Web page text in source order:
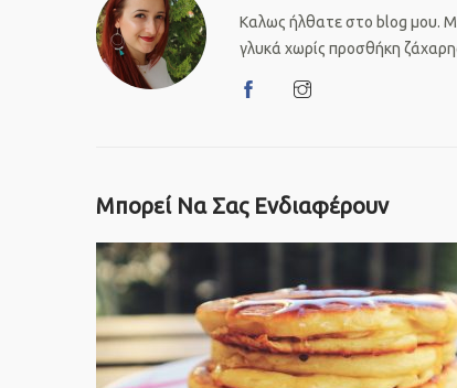
Καλως ήλθατε στο blog μου.
γλυκά χωρίς προσθήκη
Μπορεί Να Σας Ενδιαφέρουν